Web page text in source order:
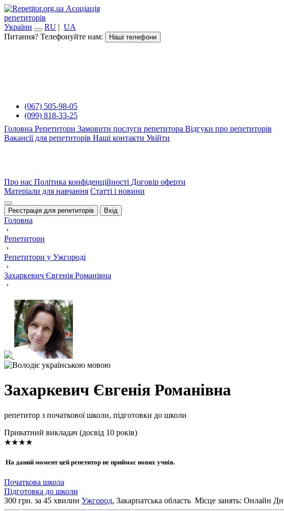
Асоціація
репетиторів
України
RU | UA
Питання? Телефонуйте нам:
Наші телефони
(067) 505-98-05
(099) 818-33-25
Головна Репетитори Замовити послуги репетитора Відгуки про репетиторів
Вакансії для репетиторів Наші контакти Увійти
Про нас Політика конфіденційності Договір оферти
Матеріали для навчання Статті і новини
Реєстрація для репетиторів Вхід
Головна
›
Репетитори
›
Репетитори у Ужгороді
›
Захаркевич Євгенія Романівна
›
Захаркевич Євгенія Романівна
репетитор з початкової школи, підготовки до школи
Приватний викладач (досвід 10 років)
★★★★
На даний момент цей репетитор не приймає нових учнів.
Початкова школа
Підготовка до школи
300 грн. за 45 хвилин Ужгород, Закарпатська область Місце занять: Онлайн